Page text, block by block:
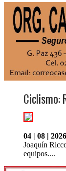
Ciclismo:
04 | 08 | 2026
Joaquín
equipos....